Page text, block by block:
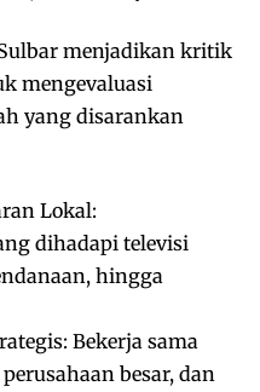
menjadikan kritik
mengevaluasi
yang disarankan
Lokal:
dihadapi televisi
hingga
Bekerja sama
besar, dan